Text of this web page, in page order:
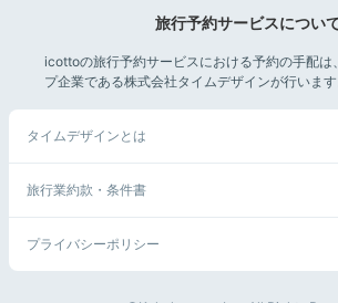
旅行予約サービスについ
icottoの旅行予約サービスにおける予約の手配は
プ企業である株式会社タイムデザインが行います
タイムデザインとは
旅行業約款・条件書
プライバシーポリシー